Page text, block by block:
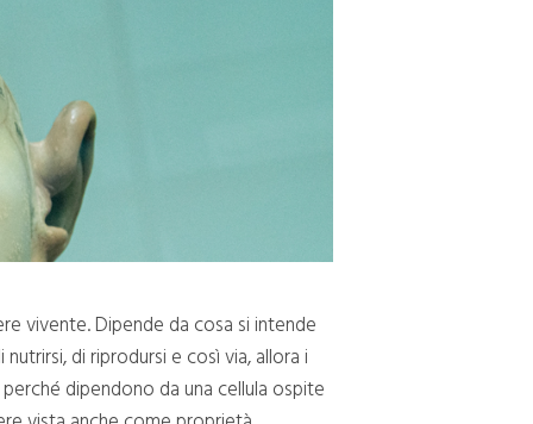
vivente. Dipende da cosa si intende
di riprodursi e così via, allora i
dipendono da una cellula ospite